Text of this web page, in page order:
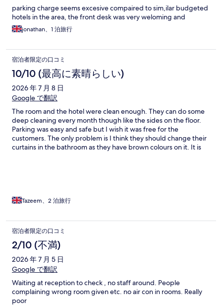
parking charge seems excesive compaired to sim,ilar budgeted
hotels in the area, the front desk was very weloming and
jonathan、1 泊旅行
宿泊者限定の口コミ
10/10 (最高に素晴らしい)
2026 年 7 月 8 日
Google で翻訳
The room and the hotel were clean enough. They can do some
deep cleaning every month though like the sides on the floor.
Parking was easy and safe but I wish it was free for the
customers. The only problem is I think they should change their
curtains in the bathroom as they have brown colours on it. It is
Tazeem、2 泊旅行
宿泊者限定の口コミ
2/10 (不満)
2026 年 7 月 5 日
Google で翻訳
Waiting at reception to check , no staff around. People
complaining wrong room given etc. no air con in rooms. Really
poor